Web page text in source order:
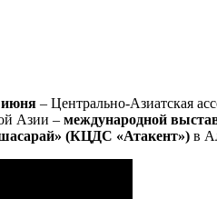
– Центрально-Азиатская
Азии – международной
(КЦДС «Атакент») в